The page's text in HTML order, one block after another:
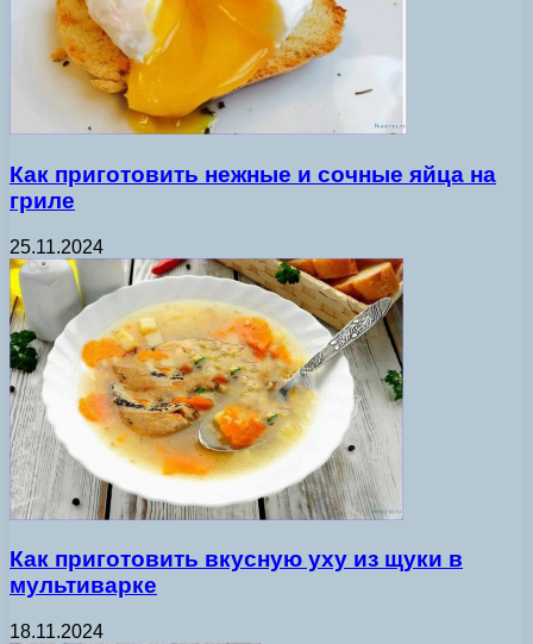
Как приготовить нежные и сочные яйца на
гриле
25.11.2024
Как приготовить вкусную уху из щуки в
мультиварке
18.11.2024